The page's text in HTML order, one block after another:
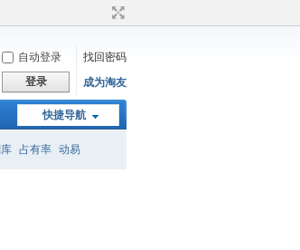
自动登录
找回密码
登录 成为淘友
快捷导航
占有率 动易